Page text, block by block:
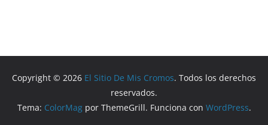
Copyright © 2026 El Sitio De Mis Cromos. Todos los derechos
reservados.
Tema: ColorMagpor ThemeGrill. Funciona con WordPress.